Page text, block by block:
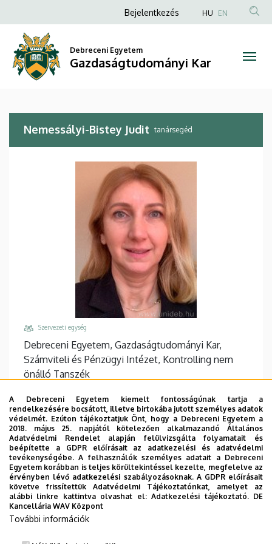
Bistey
Judit
Gazdaságtudományi
Kar
a
tartalomra
Anonim
fiók
menüje
Bejelentkezés HU EN
Debreceni Egyetem
Gazdaságtudományi Kar
Nemessályi-Bistey Judit tanársegéd
Szervezeti egység
Debreceni Egyetem, Gazdaságtudományi Kar,
Számviteli és Pénzügyi Intézet, Kontrolling nem
önálló Tanszék
+36 52 512 900 / 68036
Email
nemessalyi-bistey.judit@econ.unideb.hu
Cím
4032 Debrecen Böszörményi út 138
Épület, emelet, ajtó
GTK Mag-Ház, 1. emelet, 122
A Debreceni Egyetem kiemelt fontosságúnak tartja a
rendelkezésére bocsátott, illetve birtokába jutott személyes adatok
védelmét. Ezúton tájékoztatjuk Önt, hogy a Debreceni Egyetem a
2018. május 25. napjától kötelezően alkalmazandó Általános
Adatvédelmi Rendelet alapján felülvizsgálta folyamatait és
beépítette a GDPR előírásait az adatkezelési és adatvédelmi
tevékenységébe. A felhasználók személyes adatait a Debreceni
Egyetem korábban is teljes körültekintéssel kezelte, megfelelve az
érvényben lévő adatkezelési szabályozásoknak. A GDPR előírásait
követve frissítettük Adatvédelmi Tájékoztatónkat, amelyet az
alábbi linkre kattintva olvashat el:Adatkezelési tájékoztató. DE
Kancellária WAV Központ
További információk